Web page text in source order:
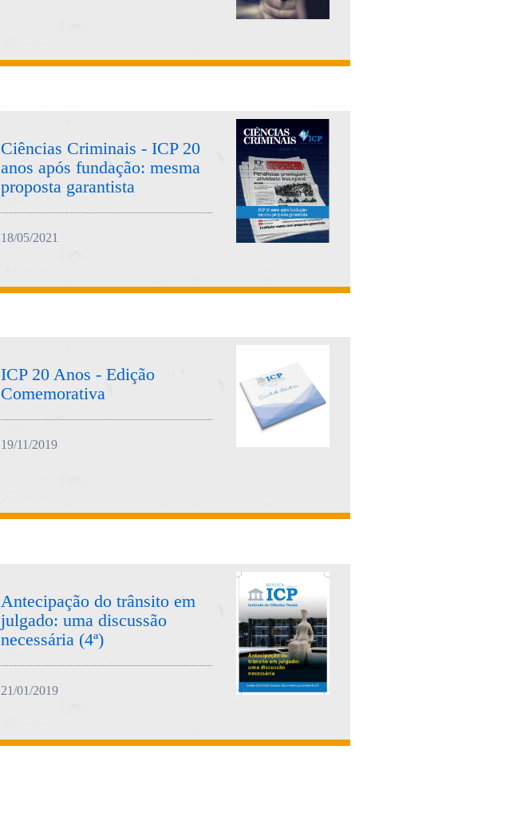
Ciências Criminais - ICP 20
anos após fundação: mesma
proposta garantista
18/05/2021
ICP 20 Anos - Edição
Comemorativa
19/11/2019
Antecipação do trânsito em
julgado: uma discussão
necessária (4ª)
21/01/2019